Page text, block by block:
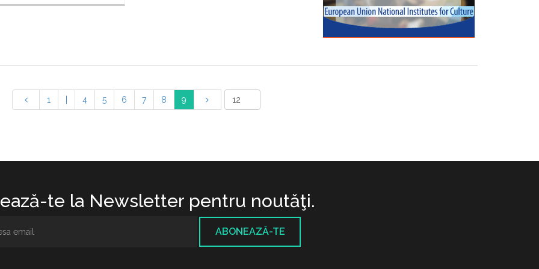
1 4 5 6 7 8 9
te la Newsletter pentru noutăţi.
ABONEAZĂ-TE